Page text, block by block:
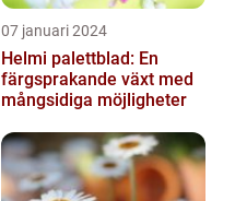
07 januari 2024
Helmi palettblad: En
färgsprakande växt med
mångsidiga möjligheter